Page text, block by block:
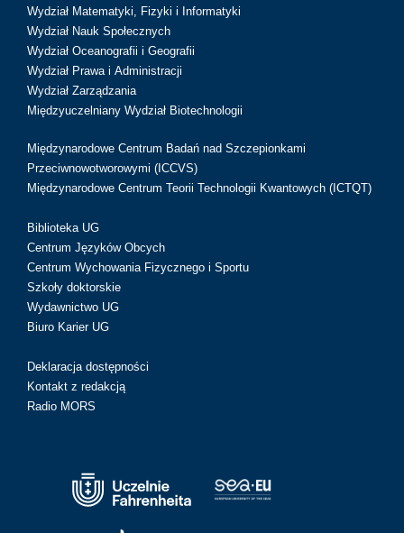
Wydział Matematyki, Fizyki i Informatyki
Wydział Nauk Społecznych
Wydział Oceanografii i Geografii
Wydział Prawa i Administracji
Wydział Zarządzania
Międzyuczelniany Wydział Biotechnologii
Międzynarodowe Centrum Badań nad Szczepionkami
Przeciwnowotworowymi (ICCVS)
Międzynarodowe Centrum Teorii Technologii Kwantowych (ICTQT)
Biblioteka UG
Centrum Języków Obcych
Centrum Wychowania Fizycznego i Sportu
Szkoły doktorskie
Wydawnictwo UG
Biuro Karier UG
Deklaracja dostępności
Kontakt z redakcją
Radio MORS